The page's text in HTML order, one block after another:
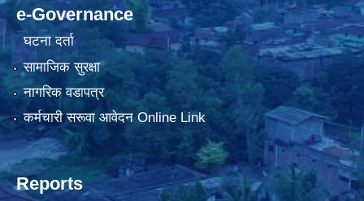
e-Governance
घटना दर्ता
सामाजिक सुरक्षा
नागरिक वडापत्र
कर्मचारी सरूवा आवेदन Online Link
Reports